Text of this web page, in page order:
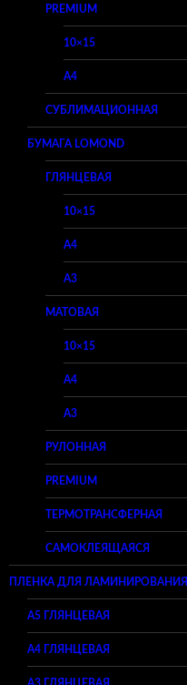
PREMIUM
10×15
A4
СУБЛИМАЦИОННАЯ
БУМАГА LOMOND
ГЛЯНЦЕВАЯ
10×15
A4
A3
МАТОВАЯ
10×15
A4
A3
РУЛОННАЯ
PREMIUM
ТЕРМОТРАНСФЕРНАЯ
САМОКЛЕЯЩАЯСЯ
ПЛЕНКА ДЛЯ ЛАМИНИРОВАНИЯ
A5 ГЛЯНЦЕВАЯ
А4 ГЛЯНЦЕВАЯ